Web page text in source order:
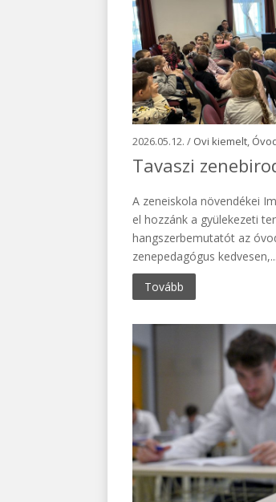
2026.05.12. / Ovi kiemelt,
Tavaszi
A zeneiskola növendékei
el hozzánk a gyülekezeti
hangszerbemutatót az
zenepedagógus kedvesen,...
Tovább